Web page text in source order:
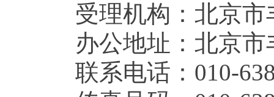
受理机构：北京市
办公地址：北京市
联系电话：010-